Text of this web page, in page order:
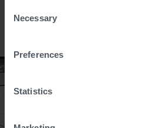
Selection
Necessary
Preferences
Statistics
SOFTWARE